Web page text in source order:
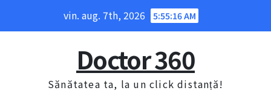
vin. aug. 7th, 2026 5:55:17 AM
Doctor 360
Sănătatea ta, la un click distanță!